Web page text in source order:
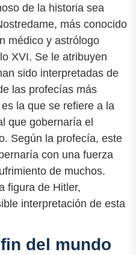
de la historia sea
más conocido
médico y astrólogo
XVI. Se le atribuyen
sido interpretadas de
las profecías más
la que se refiere a la
que gobernaría el
Según la profecía, este
con una fuerza
de muchos.
figura de Hitler,
interpretación de esta
del mundo